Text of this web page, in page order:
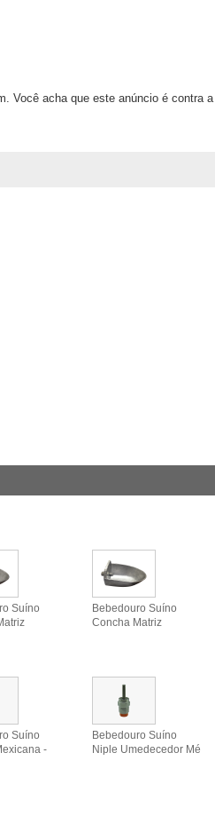
Você acha que este anúncio é contra
Suíno
Bebedouro Suíno
Concha Matriz
Suíno
-
Bebedouro Suíno
Niple Umedecedor Mé